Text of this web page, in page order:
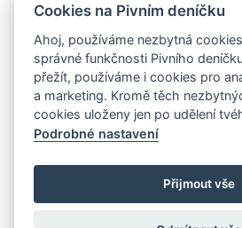
© 2010–2026 byLukáš Zemanaka Emka
Máme rádi
Pivní.info
Poznámka pod čarou
Pivní deníček je nezávislý zdroj, který není
konkrétním pivovarem ani restaurací.
Cookies na Pivním deníčku
Ahoj, používáme nezbytná
správné funkčnosti Pivního
přežít, používáme i cookies pro
a marketing. Kromě těch
cookies uloženy jen po udělení
Podrobné nastavení
Přijmout vše